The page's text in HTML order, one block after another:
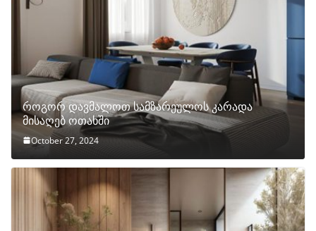
როგორ დავმალოთ სამზარეულოს კარადა
მისაღებ ოთახში
October 27, 2024